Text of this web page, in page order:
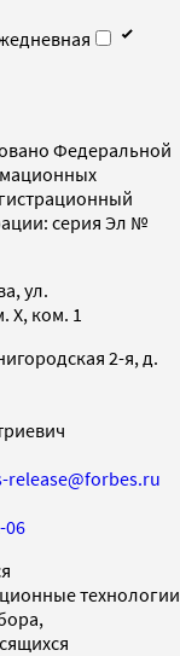
Федеральной
серия Эл №
ул.
X, ком. 1
2-я, д.
release@forbes.ru
06
технологии